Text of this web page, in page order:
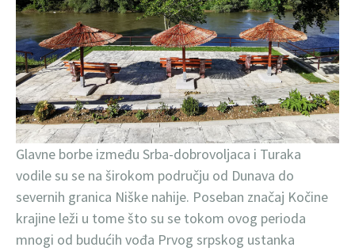
Glavne borbe između Srba-dobrovoljaca i Turaka
vodile su se na širokom području od Dunava do
severnih granica Niške nahije. Poseban značaj Kočine
krajine leži u tome što su se tokom ovog perioda
mnogi od budućih vođa Prvog srpskog ustanka